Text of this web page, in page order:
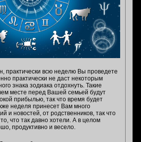
всю неделю Вы проведете
практически не даст некоторым
знака зодиака отдохнуть. Такие
месте перед Вашей семьей будут
прибылью, так что время будет
неделя принесет Вам много
и новостей, от родственников, так что
что так давно хотели. А в целом
продуктивно и весело.